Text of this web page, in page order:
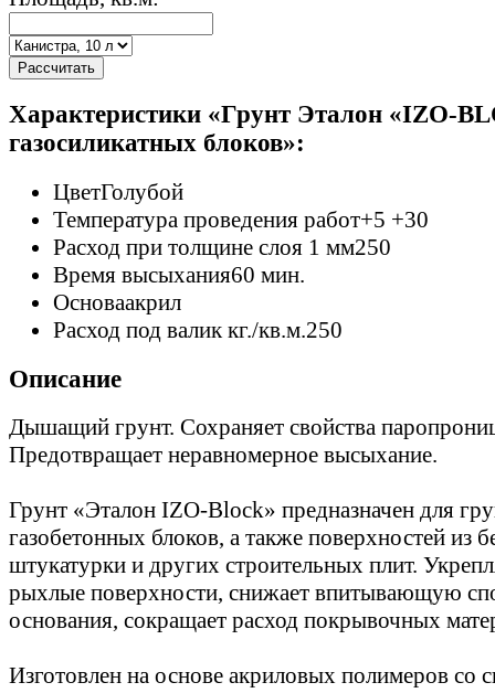
Рассчитать
Характеристики «Грунт Эталон «IZO-
газосиликатных блоков»:
ЦветГолубой
Температура проведения работ+5 +30
Расход при толщине слоя 1 мм250
Время высыхания60 мин.
Основаакрил
Расход под валик кг./кв.м.250
Описание
Дышащий грунт. Сохраняет свойства
Предотвращает неравномерное высыхание.
Грунт «Эталон IZO-Bloсk» предназначен для
газобетонных блоков, а также поверхностей из
штукатурки и других строительных плит.
рыхлые поверхности, снижает впитывающую
основания, сокращает расход покрывочных
Изготовлен на основе акриловых полимеров со